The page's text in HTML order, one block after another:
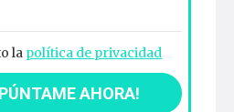
la política de privacidad